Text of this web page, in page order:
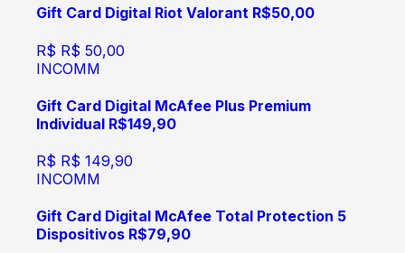
Gift Card Digital Riot Valorant R$50,00
R$ R$ 50,00
INCOMM
Gift Card Digital McAfee Plus Premium
Individual R$149,90
R$ R$ 149,90
INCOMM
Gift Card Digital McAfee Total Protection 5
Dispositivos R$79,90